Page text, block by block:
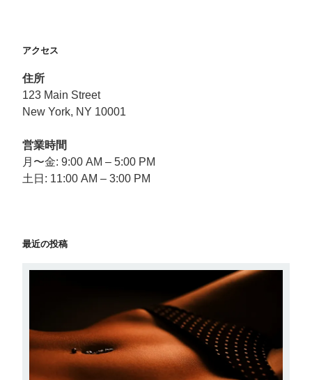
アクセス
住所
123 Main Street
New York, NY 10001
営業時間
月〜金: 9:00 AM – 5:00 PM
土日: 11:00 AM – 3:00 PM
最近の投稿